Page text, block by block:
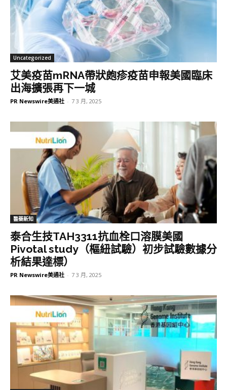
Uncategorized
艾美疫苗mRNA帶狀皰疹疫苗申報美國臨床
出海擴張再下一城
PR Newswire美通社 - 7 3 月, 2025
醫藥新知
泰合生技TAH3311抗血栓口溶膜美國
Pivotal study（樞紐試驗）初步試驗數據分
析結果達標）
PR Newswire美通社 - 7 3 月, 2025